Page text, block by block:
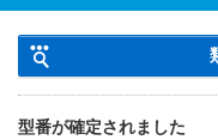
型番が確定されました